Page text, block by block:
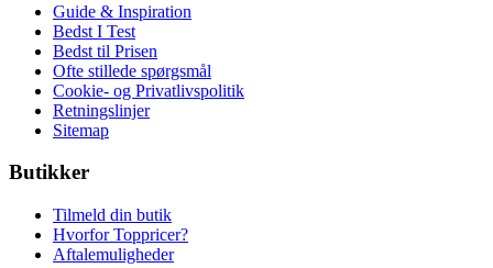
Guide & Inspiration
Bedst I Test
Bedst til Prisen
Ofte stillede spørgsmål
Cookie- og Privatlivspolitik
Retningslinjer
Sitemap
Butikker
Tilmeld din butik
Hvorfor Toppricer?
Aftalemuligheder